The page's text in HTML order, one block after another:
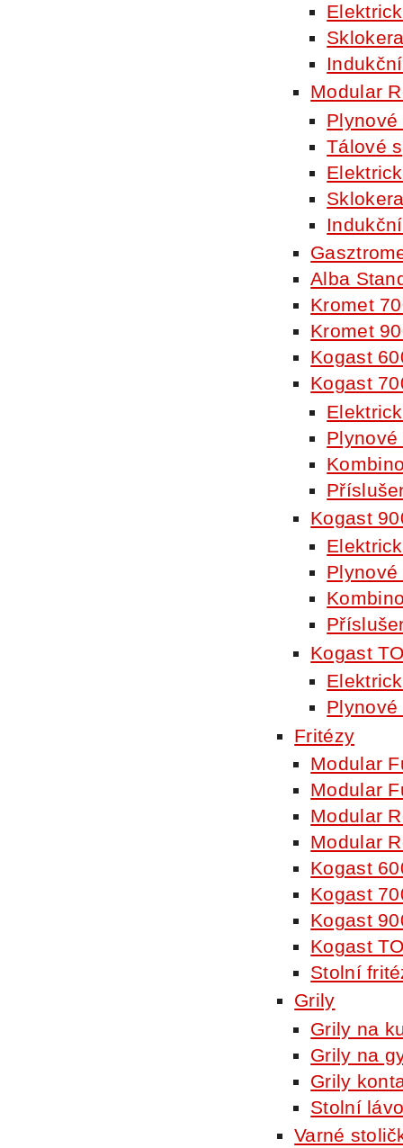
Modular
Tálové
Alba
Kromet
Kromet
Kogast
Kogast
Kogast
Kogast
Plynové
Fritézy
Modular
Modular
Modular
Modular
Kogast
Kogast
Kogast
Kogast
Stolní
Grily
Grily na
Grily na
Grily
Stolní
Varné